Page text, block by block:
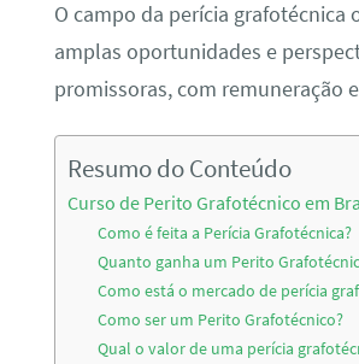
O campo da perícia grafotécnica
amplas oportunidades e
promissoras, com remuneração
Resumo do Conteúdo
Curso de Perito Grafotécnico em
Como é feita a Perícia Grafotécnica?
Quanto ganha um Perito
Como está o mercado de perícia
Como ser um Perito Grafotécnico?
Qual o valor de uma perícia